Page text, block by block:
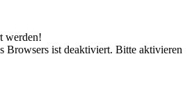
werden!
Browsers ist deaktiviert. Bitte aktivieren